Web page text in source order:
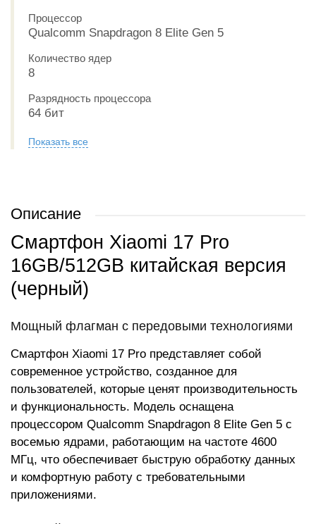
Процессор
Qualcomm Snapdragon 8 Elite Gen 5
Количество ядер
8
Разрядность процессора
64 бит
Показать все
Описание
Смартфон Xiaomi 17 Pro
16GB/512GB китайская версия
(черный)
Мощный флагман с передовыми технологиями
Смартфон Xiaomi 17 Pro представляет собой
современное устройство, созданное для
пользователей, которые ценят производительность
и функциональность. Модель оснащена
процессором Qualcomm Snapdragon 8 Elite Gen 5 с
восемью ядрами, работающим на частоте 4600
МГц, что обеспечивает быструю обработку данных
и комфортную работу с требовательными
приложениями.